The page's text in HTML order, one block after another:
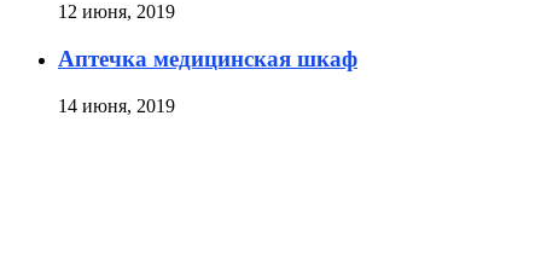
12 июня, 2019
Аптечка медицинская шкаф
14 июня, 2019